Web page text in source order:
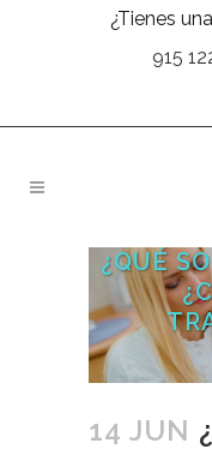
¿Tienes
915
¿QUÉ
14 JUN